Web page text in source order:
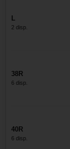
L
2 disp.
38R
6 disp.
40R
6 disp.